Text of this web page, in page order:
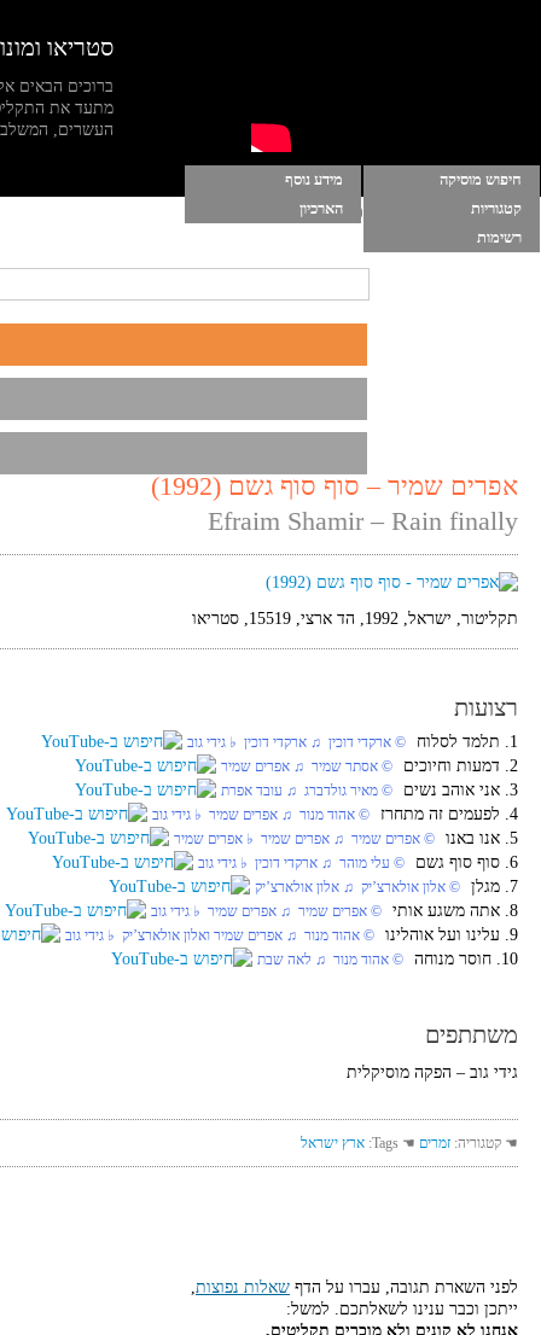
סטריאו ומונו
ברוכים הבאים
מתעד את
העשרים, המשלב
חיפוש מוסיקה
מידע נוסף
קטגוריות
הארכיון
רשימות
הרשימות שלי התחברות |הפעל מוסיקה ברקע
אפרים שמיר – סוף סוף גשם (1992)
Efraim Shamir – Rain finally
תקליטור, ישראל, 1992, הד ארצי, 15519, סטריאו
רצועות
1. תלמד לסלוח ‏ © ארקדי דוכין‏ ♫ ארקדי דוכין‏ ♭ גידי גוב
2. דמעות וחיוכים ‏ © אסתר שמיר‏ ♫ אפרים שמיר
3. אני אוהב נשים ‏ © מאיר גולדברג‏ ♫ עובד אפרת
4. לפעמים זה מתחרז ‏ © אהוד מנור‏ ♫ אפרים שמיר‏ ♭ גידי גוב
5. אנו באנו ‏ © אפרים שמיר‏ ♫ אפרים שמיר‏ ♭ אפרים שמיר
6. סוף סוף גשם ‏ © עלי מוהר‏ ♫ ארקדי דוכין‏ ♭ גידי גוב
7. מגלן ‏ © אלון אולארצ’יק‏ ♫ אלון אולארצ’יק
8. אתה משגע אותי ‏ © אפרים שמיר‏ ♫ אפרים שמיר‏ ♭ גידי גוב
9. עלינו ועל אוהלינו ‏ © אהוד מנור‏ ♫ אפרים שמיר ואלון אולארצ’יק‏ ♭ גידי גוב
10. חוסר מנוחה ‏ © אהוד מנור‏ ♫ לאה שבת
משתתפים
גידי גוב – הפקה מוסיקלית
☚ קטגוריה: זמרים ☚ Tags: ארץ ישראל
לפני השארת תגובה, עברו על הדף שאלות נפוצות,
ייתכן וכבר ענינו לשאלתכם. למשל:
אנחנו לא קונים ולא מוכרים תקליטים,